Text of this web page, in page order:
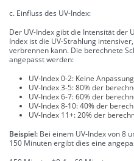
c. Einfluss des UV-Index:
Der UV-Index gibt die Intensität der
Index ist die UV-Strahlung
verbrennen kann. Die berechnete
angepasst werden:
UV-Index 0-2: Keine
UV-Index 3-5: 80% der
UV-Index 6-7: 60% der
UV-Index 8-10: 40% der
UV-Index 11+: 20% der
Beispiel: Bei einem UV-Index von 8
150 Minuten ergibt dies eine